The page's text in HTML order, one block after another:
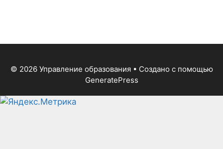
© 2026 Управление образования• Создано с помощью
GeneratePress